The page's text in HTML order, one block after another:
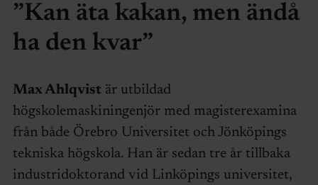
”Kan äta kakan, men ändå
ha den kvar”
Max Ahlqvistär utbildad
högskolemaskiningenjör med magisterexamina
från både Örebro Universitet och Jönköpings
tekniska högskola. Han är sedan tre år tillbaka
industridoktorand vid Linköpings universitet,